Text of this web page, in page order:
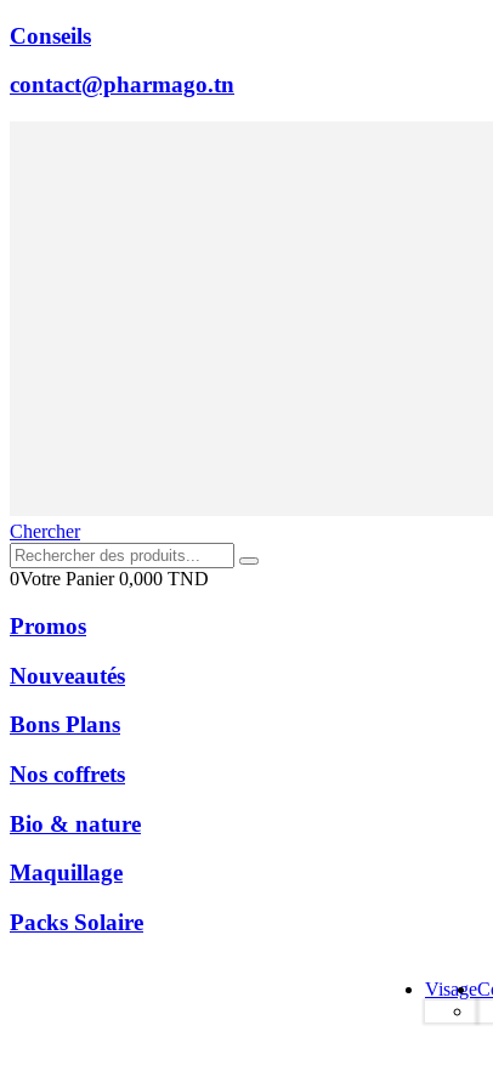
Conseils
contact@pharmago.tn
Chercher
0Votre Panier0,000 TND
Promos
Nouveautés
Bons Plans
Nos coffrets
Bio & nature
Maquillage
Packs Solaire
Visage